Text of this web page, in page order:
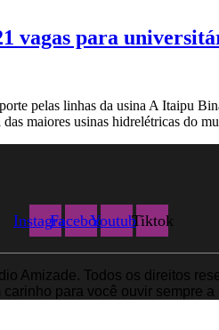
vagas para
pelas linhas da usina A Itaipu
maiores usinas hidrelétricas do
InstagramFacebookYoutubeTiktok
Amizade. Todos os direitos
para você ouvir sempre a